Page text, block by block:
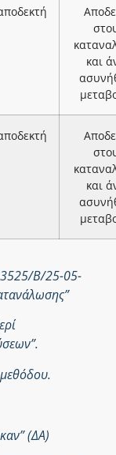
και
και
Β/25-05-
(ΔΑ)